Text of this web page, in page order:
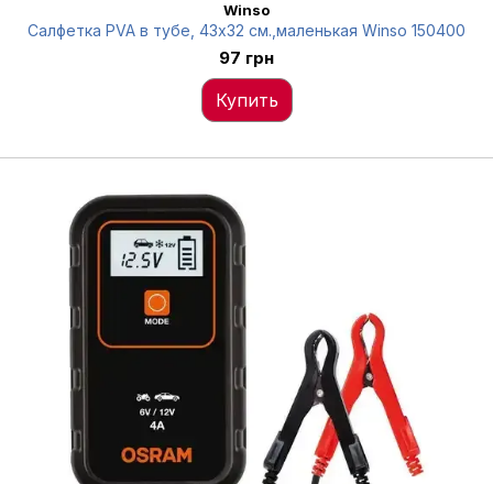
Winso
Салфетка PVA в тубе, 43x32 см.,маленькая Winso 150400
97 грн
Купить